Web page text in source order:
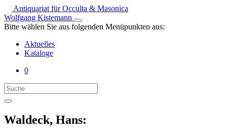
Antiquariat für Occulta & Masonica
Wolfgang Kistemann
Bitte wählen Sie aus folgenden Menüpunkten aus:
Aktuelles
Kataloge
0
Waldeck, Hans: